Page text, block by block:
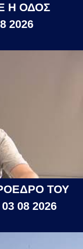
Η ΟΔΟΣ
2026
ΤΟΥ
08 2026